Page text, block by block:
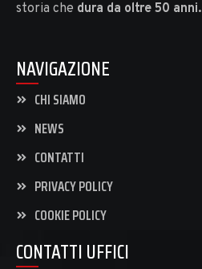
storia che dura da oltre 50 anni.
NAVIGAZIONE
CHI SIAMO
NEWS
CONTATTI
PRIVACY POLICY
COOKIE POLICY
CONTATTI UFFICI